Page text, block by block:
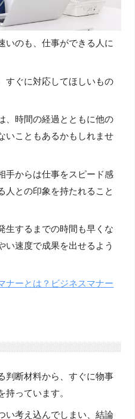
いのも、仕事ができる人に
すぐに対応してほしいもの
、時間の経過とともに他の
いこともあるかもしれませ
手からは仕事をスピード感
人との印象を持たれること
生するまでの時間も早くな
い速度で成果を出せるよう
ナーとは？ビジネスマナー
判断材料から、すぐに物事
持っています。
い考え込んでしまい、結論